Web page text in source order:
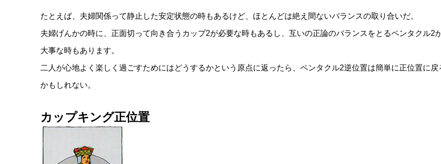
たとえば、夫婦関係って静止した安定状態の時もあるけど、ほとんどは絶え間ないバランスの取り合いだ。
夫婦げんかの時に、正面切って向き合うカップ2が必要な時もあるし、互いの正論のバランスをとるペンタクル2
大事な時もあります。
二人が心地よく楽しく過ごすためにはどうするかという原点に返ったら、ペンタクル2逆位置は簡単に正位置に戻
かもしれない。
カップキング正位置